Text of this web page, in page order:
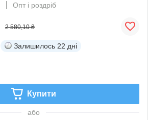
Опт і роздріб
2 580,10 ₴
Залишилось 22 дні
Купити
або